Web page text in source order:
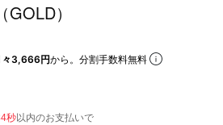
）
々3,666円から。分割手数料無料
秒以内のお支払いで